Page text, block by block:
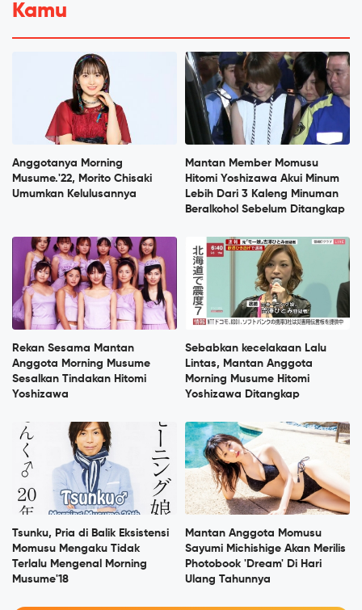
Kamu
Anggotanya Morning
Musume.'22, Morito Chisaki
Umumkan Kelulusannya
Mantan Member Momusu
Hitomi Yoshizawa Akui Minum
Lebih Dari 3 Kaleng Minuman
Beralkohol Sebelum Ditangkap
Rekan Sesama Mantan
Anggota Morning Musume
Sesalkan Tindakan Hitomi
Yoshizawa
Sebabkan kecelakaan Lalu
Lintas, Mantan Anggota
Morning Musume Hitomi
Yoshizawa Ditangkap
Tsunku, Pria di Balik Eksistensi
Momusu Mengaku Tidak
Terlalu Mengenal Morning
Musume'18
Mantan Anggota Momusu
Sayumi Michishige Akan Merilis
Photobook 'Dream' Di Hari
Ulang Tahunnya